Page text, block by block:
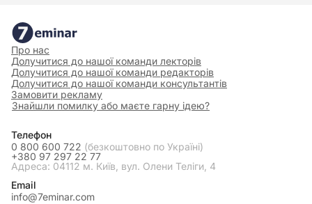
Про нас
Долучитися до нашої команди лекторів
Долучитися до нашої команди редакторів
Долучитися до нашої команди консультантів
Замовити рекламу
Знайшли помилку або маєте гарну ідею?
Телефон
0 800 600 722 (безкоштовно по Україні)
+380 97 297 22 77
Адреса: 04112 м. Київ, вул. Олени Теліги, 4
Email
info@7eminar.com